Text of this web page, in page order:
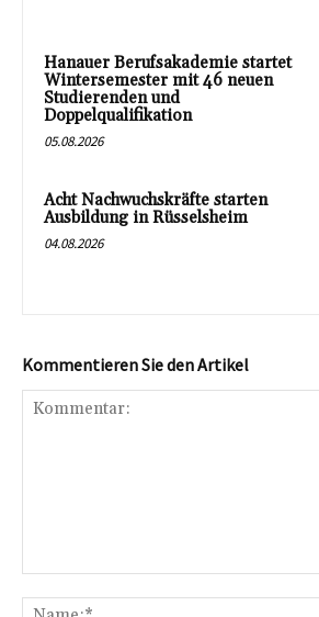
Hanauer Berufsakademie startet
Wintersemester mit 46 neuen
Studierenden und
Doppelqualifikation
05.08.2026
Acht Nachwuchskräfte starten
Ausbildung in Rüsselsheim
04.08.2026
Kommentieren Sie den Artikel